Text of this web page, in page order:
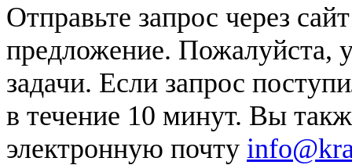
Отправьте запрос через
предложение. Пожалуйста,
задачи. Если запрос
в течение 10 минут. Вы
электронную почту